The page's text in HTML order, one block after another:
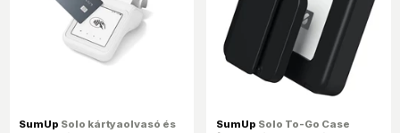
SumUp Solo kártyaolvasó és
SumUp Solo To-Go Case